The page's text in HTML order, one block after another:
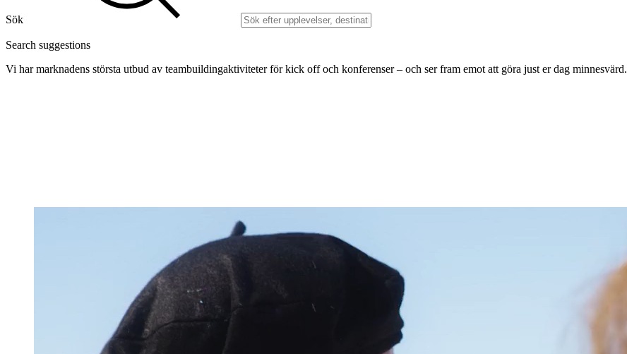
Sök
Search suggestions
Vi har marknadens största utbud av teambuildingaktiviteter för kick off och konferenser – och ser fram emot att göra just er dag minnesvärd.